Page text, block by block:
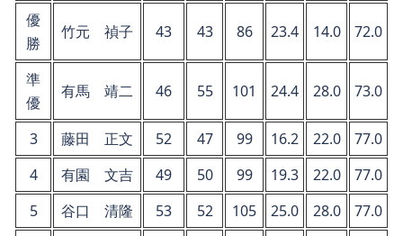
優
勝
竹元 禎子 43 43 86 23.4 14.0 72.0
準
優
有馬 靖二 46 55 101 24.4 28.0 73.0
3 藤田 正文 52 47 99 16.2 22.0
77.0
4
有園 文吉 49 50 99 19.3 22.0
77.0
5
谷口 清隆 53 52 105 25.0 28.0
77.0